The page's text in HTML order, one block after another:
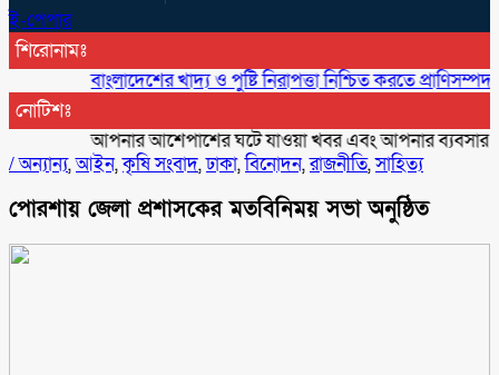
ই-পেপার
শিরোনামঃ
বাংলাদেশের খাদ্য ও পুষ্টি নিরাপত্তা নিশ্চিত করতে প্রাণিসম্পদ
নোটিশঃ
আপনার আশেপাশের ঘটে যাওয়া খবর এবং আপনার ব্যবসার
/অন্যান্য,আইন,কৃষি সংবাদ,ঢাকা,বিনোদন,রাজনীতি,সাহিত্য
পোরশায় জেলা প্রশাসকের মতবিনিময় সভা অনুষ্ঠিত